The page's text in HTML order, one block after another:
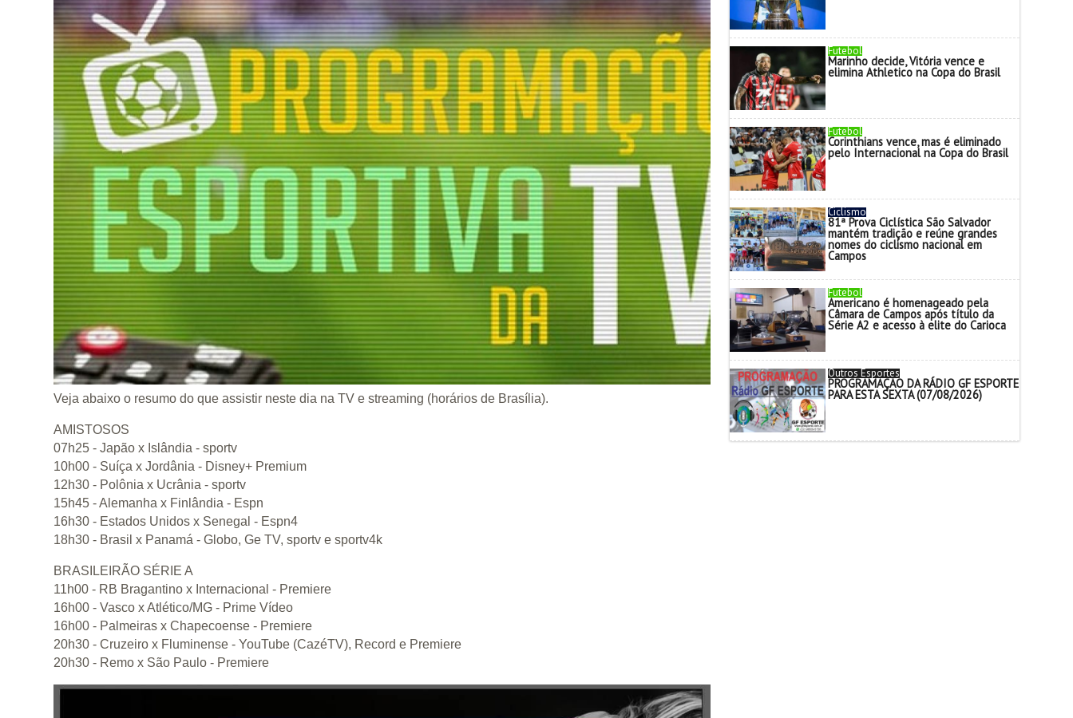
Veja abaixo o resumo do que assistir neste dia na TV e streaming (horários de Brasília).
AMISTOSOS
07h25 - Japão x Islândia - sportv
10h00 - Suíça x Jordânia - Disney+ Premium
12h30 - Polônia x Ucrânia - sportv
15h45 - Alemanha x Finlândia - Espn
16h30 - Estados Unidos x Senegal - Espn4
18h30 - Brasil x Panamá - Globo, Ge TV, sportv e sportv4k
BRASILEIRÃO SÉRIE A
11h00 - RB Bragantino x Internacional - Premiere
16h00 - Vasco x Atlético/MG - Prime Vídeo
16h00 - Palmeiras x Chapecoense - Premiere
20h30 - Cruzeiro x Fluminense - YouTube (CazéTV), Record e Premiere
20h30 - Remo x São Paulo - Premiere
Futebol
Marinho decide, Vitória vence e
elimina Athletico na Copa do Brasil
Futebol
Corinthians vence, mas é eliminado
pelo Internacional na Copa do Brasil
Ciclismo
81ª Prova Ciclística São Salvador
mantém tradição e reúne grandes
nomes do ciclismo nacional em
Campos
Futebol
Americano é homenageado pela
Câmara de Campos após título da
Série A2 e acesso à elite do Carioca
Outros Esportes
PROGRAMAÇÃO DA RÁDIO GF ESPORTE
PARA ESTA SEXTA (07/08/2026)